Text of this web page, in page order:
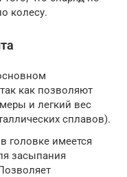
колесу.
как позволяют
и легкий вес
сплавов).
головке имеется
засыпания